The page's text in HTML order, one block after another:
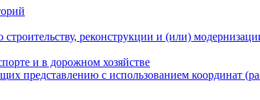
реконструкции и (или)
и в дорожном хозяйстве
представлению с использованием координат